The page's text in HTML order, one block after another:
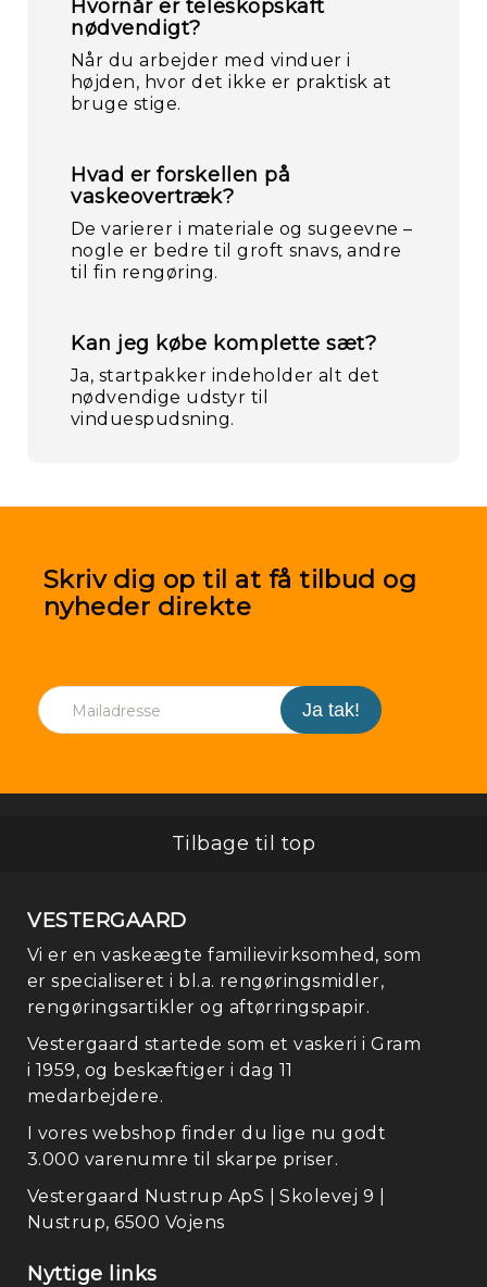
Hvornår er teleskopskaft
nødvendigt?
Når du arbejder med vinduer i
højden, hvor det ikke er praktisk at
bruge stige.
Hvad er forskellen på
vaskeovertræk?
De varierer i materiale og sugeevne –
nogle er bedre til groft snavs, andre
til fin rengøring.
Kan jeg købe komplette sæt?
Ja, startpakker indeholder alt det
nødvendige udstyr til
vinduespudsning.
Skriv dig op til at få tilbud og
nyheder direkte
Tilbage til top
VESTERGAARD
Vi er en vaskeægte familievirksomhed, som
er specialiseret i bl.a. rengøringsmidler,
rengøringsartikler og aftørringspapir.
Vestergaard startede som et vaskeri i Gram
i 1959, og beskæftiger i dag 11
medarbejdere.
I vores webshop finder du lige nu godt
3.000 varenumre til skarpe priser.
Vestergaard Nustrup ApS | Skolevej 9 |
Nustrup, 6500 Vojens
Nyttige links